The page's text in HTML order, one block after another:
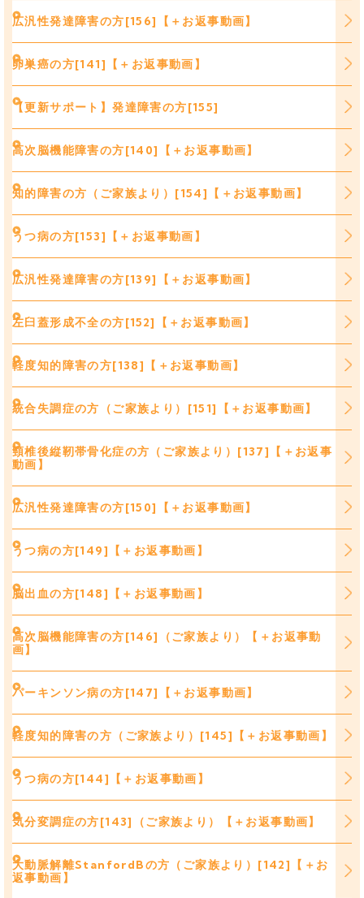
広汎性発達障害の方[156]【＋お返事動画】
卵巣癌の方[141]【＋お返事動画】
【更新サポート】発達障害の方[155]
高次脳機能障害の方[140]【＋お返事動画】
知的障害の方（ご家族より）[154]【＋お返事動画】
うつ病の方[153]【＋お返事動画】
広汎性発達障害の方[139]【＋お返事動画】
左臼蓋形成不全の方[152]【＋お返事動画】
軽度知的障害の方[138]【＋お返事動画】
統合失調症の方（ご家族より）[151]【＋お返事動画】
頸椎後縦靭帯骨化症の方（ご家族より）[137]【＋お返事
動画】
広汎性発達障害の方[150]【＋お返事動画】
うつ病の方[149]【＋お返事動画】
脳出血の方[148]【＋お返事動画】
高次脳機能障害の方[146]（ご家族より）【＋お返事動
画】
パーキンソン病の方[147]【＋お返事動画】
軽度知的障害の方（ご家族より）[145]【＋お返事動画】
うつ病の方[144]【＋お返事動画】
気分変調症の方[143]（ご家族より）【＋お返事動画】
大動脈解離StanfordBの方（ご家族より）[142]【＋お
返事動画】